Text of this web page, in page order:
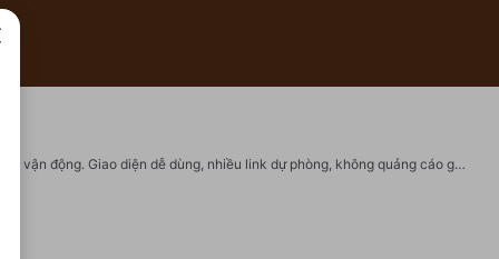
Trực tiếp bóng đá cùng CakhiaTV – nơi mang đến trải nghiệm như đang ngồi tại sân vận động. Giao diện dễ dùng, nhiều link dự phòng, không quảng cáo gây phiền và đặc biệt là đội ngũ BLV “có 1-0-2” đã tạo nên thương hiệu riêng cho Cakhia TV. Website: https://cakhiatv88.net/ SĐT: 0909310407 Địa chỉ: 259 Đ. Vành Đai Trong, Bình Trị Đông B, Bình Tân, Hồ Chí Minh, Việt Nam Email: cakhiatv88net@gmail.com Hashtags: #cakhiatv #cakhiatv88net #tructiepbongdacakhiatv #tructiepbongdacakhiatv88net Social: https://twitter.com/cakhiatv88net https://www.youtube.com/@cakhiatv88net https://www.pinterest.com/cakhiatv88net/ https://vimeo.com/cakhiatv88net https://www.reddit.com/user/cakhiatv88net/ https://gravatar.com/cakhiatv88net https://bit.ly/m/cakhiatv88net https://www.tumblr.com/cakhiatv88net https://www.behance.net/cakhiatv88net https://www.twitch.tv/cakhiatv88net https://linktr.ee/cakhiatv88net https://my.archdaily.com/us/@cakhia-tv-123 https://heylink.me/cakhiatv88net/